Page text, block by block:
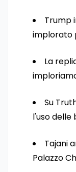
Trump
implorato
La
Su
l'uso delle
Tajani
Palazzo